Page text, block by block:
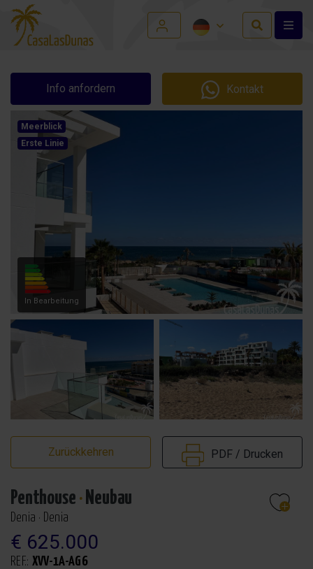
Info anfordern Kontakt
Meerblick
Erste Linie
In Bearbeitung
Zurückkehren PDF / Drucken
Penthouse · Neubau
Denia · Denia
€ 625.000
REF.: XVV-1A-AG6